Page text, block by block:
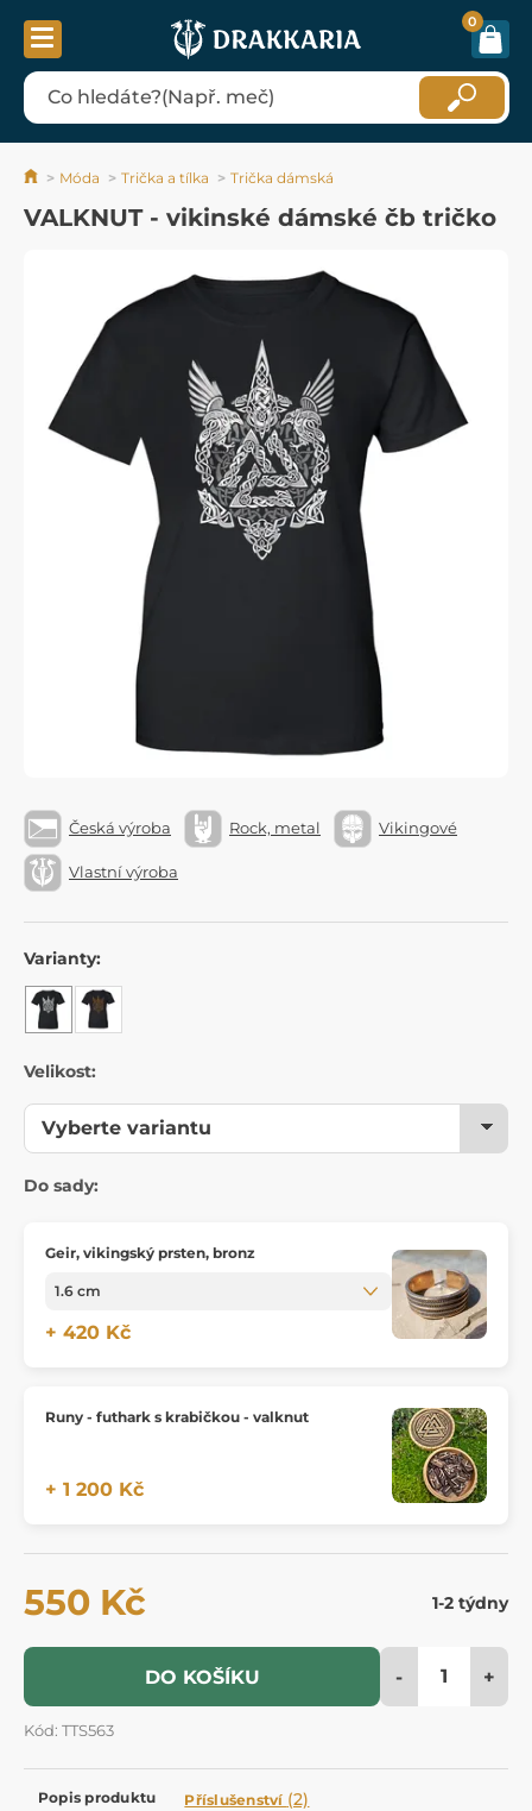
0
Móda Trička a tílka Trička dámská
VALKNUT - vikinské dámské čb tričko
Česká výroba Rock, metal Vikingové
Vlastní výroba
Varianty:
Velikost:
Do sady:
Geir, vikingský prsten, bronz
+ 420 Kč
Runy - futhark s krabičkou - valknut
+ 1 200 Kč
550 Kč 1-2 týdny
DO KOŠÍKU - +
Kód: TTS563
Popis produktu Příslušenství (2)